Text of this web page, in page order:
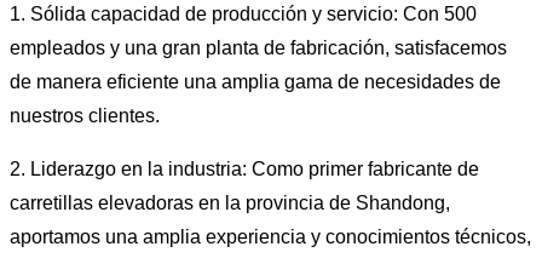
1. Sólida capacidad de producción y servicio: Con 500
empleados y una gran planta de fabricación, satisfacemos
de manera eficiente una amplia gama de necesidades de
nuestros clientes.
2. Liderazgo en la industria: Como primer fabricante de
carretillas elevadoras en la provincia de Shandong,
aportamos una amplia experiencia y conocimientos técnicos,